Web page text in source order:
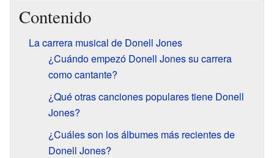
Contenido
La carrera musical de Donell Jones
¿Cuándo empezó Donell Jones su carrera
como cantante?
¿Qué otras canciones populares tiene Donell
Jones?
¿Cuáles son los álbumes más recientes de
Donell Jones?